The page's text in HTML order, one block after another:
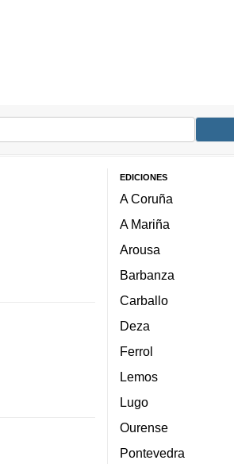
EDICIONES
A Coruña
A Mariña
Arousa
Barbanza
Carballo
Deza
Ferrol
Lemos
Lugo
Ourense
Pontevedra